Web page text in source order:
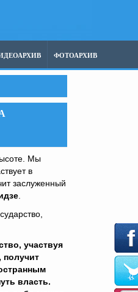
ФОТОАРХИВ
Мы
в
заслуженный
участвуя
получит
власть.